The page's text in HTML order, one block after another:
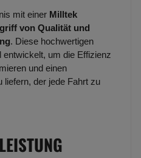
mit einer Milltek
von Qualität und
. Diese hochwertigen
um die Effizienz
und einen
liefern, der jede Fahrt zu